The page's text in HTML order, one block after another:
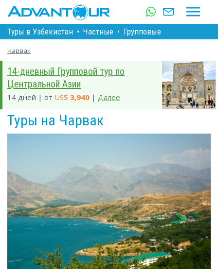
Туры в Узбекистан • Частные • Групповые
Чарвак
14-дневный Групповой тур по
Центральной Азии
14 дней | от US$ 3,940 | Далее
Туры на Чарвак